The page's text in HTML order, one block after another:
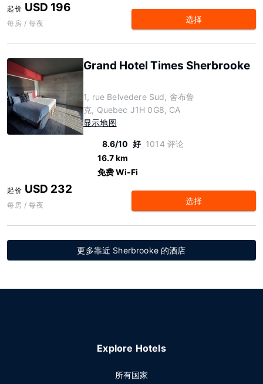
起价 USD 196
每房 / 每夜 选择
Grand Hotel Times Sherbrooke
1, rue Belvedere Sud, 舍布鲁
克, Quebec J1H 0G8, CA
显示地图
8.6/10 好 1014 评论
16.7 km
免费 Wi-Fi
起价 USD 232
每房 / 每夜 选择
更多靠近 Sherbrooke 的酒店
Explore Hotels
所有国家